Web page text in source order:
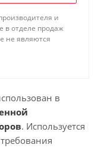
и
в отделе продаж
не являются
в
. Используется